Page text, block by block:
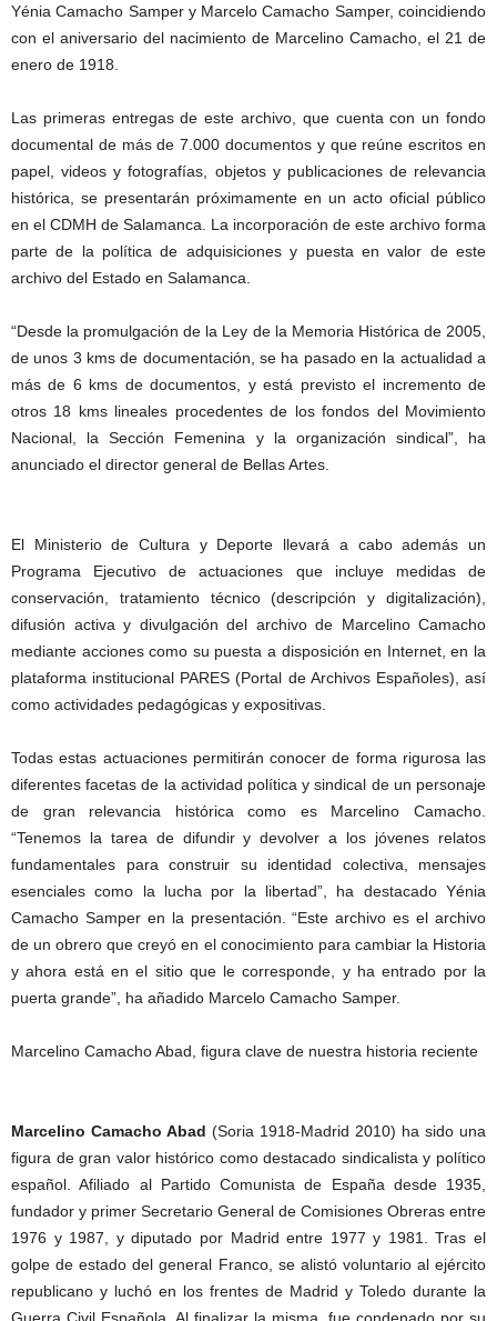
Yénia Camacho Samper y Marcelo Camacho Samper, coincidiendo
con el aniversario del nacimiento de Marcelino Camacho, el 21 de
enero de 1918.
Las primeras entregas de este archivo, que cuenta con un fondo
documental de más de 7.000 documentos y que reúne escritos en
papel, videos y fotografías, objetos y publicaciones de relevancia
histórica, se presentarán próximamente en un acto oficial público
en el CDMH de Salamanca. La incorporación de este archivo forma
parte de la política de adquisiciones y puesta en valor de este
archivo del Estado en Salamanca.
“Desde la promulgación de la Ley de la Memoria Histórica de 2005,
de unos 3 kms de documentación, se ha pasado en la actualidad a
más de 6 kms de documentos, y está previsto el incremento de
otros 18 kms lineales procedentes de los fondos del Movimiento
Nacional, la Sección Femenina y la organización sindical”, ha
anunciado el director general de Bellas Artes.
El Ministerio de Cultura y Deporte llevará a cabo además un
Programa Ejecutivo de actuaciones que incluye medidas de
conservación, tratamiento técnico (descripción y digitalización),
difusión activa y divulgación del archivo de Marcelino Camacho
mediante acciones como su puesta a disposición en Internet, en la
plataforma institucional PARES (Portal de Archivos Españoles), así
como actividades pedagógicas y expositivas.
Todas estas actuaciones permitirán conocer de forma rigurosa las
diferentes facetas de la actividad política y sindical de un personaje
de gran relevancia histórica como es Marcelino Camacho.
“Tenemos la tarea de difundir y devolver a los jóvenes relatos
fundamentales para construir su identidad colectiva, mensajes
esenciales como la lucha por la libertad”, ha destacado Yénia
Camacho Samper en la presentación. “Este archivo es el archivo
de un obrero que creyó en el conocimiento para cambiar la Historia
y ahora está en el sitio que le corresponde, y ha entrado por la
puerta grande”, ha añadido Marcelo Camacho Samper.
Marcelino Camacho Abad, figura clave de nuestra historia reciente
Marcelino Camacho Abad (Soria 1918-Madrid 2010) ha sido una
figura de gran valor histórico como destacado sindicalista y político
español. Afiliado al Partido Comunista de España desde 1935,
fundador y primer Secretario General de Comisiones Obreras entre
1976 y 1987, y diputado por Madrid entre 1977 y 1981. Tras el
golpe de estado del general Franco, se alistó voluntario al ejército
republicano y luchó en los frentes de Madrid y Toledo durante la
Guerra Civil Española. Al finalizar la misma, fue condenado por su